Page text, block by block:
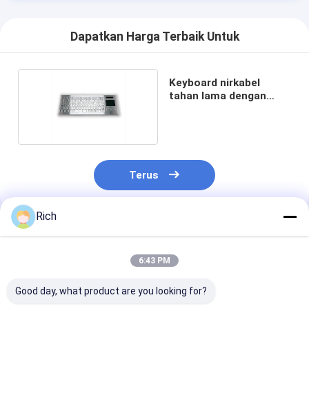
Dapatkan Harga Terbaik Untuk
Keyboard nirkabel
tahan lama dengan
Terus
Rekomendasi Produk
Rich
6:43 PM
Good day, what product are you looking for?